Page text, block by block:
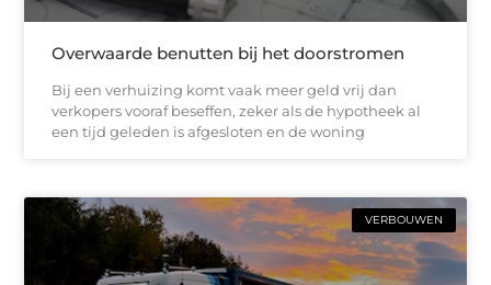
Overwaarde benutten bij het doorstromen
Bij een verhuizing komt vaak meer geld vrij dan
verkopers vooraf beseffen, zeker als de hypotheek al
een tijd geleden is afgesloten en de woning
VERBOUWEN